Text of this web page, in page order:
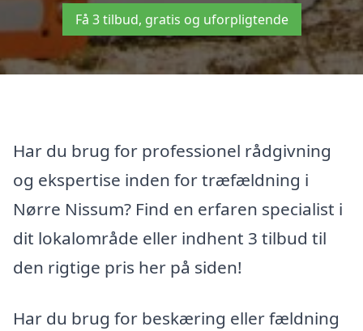
Få 3 tilbud, gratis og uforpligtende
Har du brug for professionel rådgivning
og ekspertise inden for træfældning i
Nørre Nissum? Find en erfaren specialist i
dit lokalområde eller indhent 3 tilbud til
den rigtige pris her på siden!
Har du brug for beskæring eller fældning